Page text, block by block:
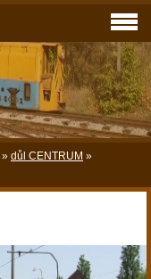
» důl CENTRUM »